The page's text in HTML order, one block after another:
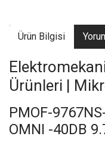
Ürün Bilgisi
Ürünleri |
PMOF-
OMNI -40DB